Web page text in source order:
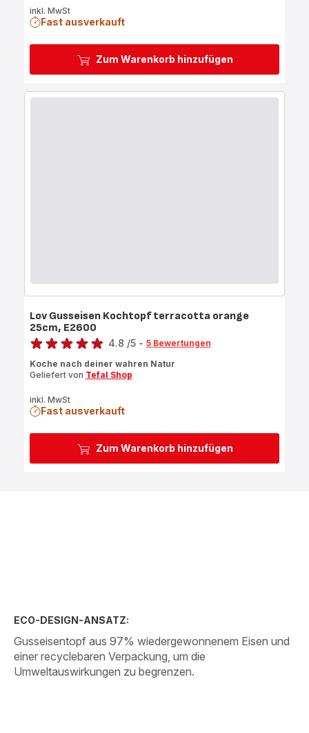
Zum Warenkorb hinzufügen
inkl. MwSt
Fast ausverkauft
Zum Warenkorb hinzufügen
Lov Gusseisen Kochtopf terracotta orange
25cm, E2600
Bewertung
4.8 /5 - 5 Bewertungen
Koche nach deiner wahren Natur
Geliefert von Tefal Shop
inkl. MwSt
Fast ausverkauft
ECO-DESIGN-ANSATZ:
Gusseisentopf aus 97% wiedergewonnenem Eisen und
einer recyclebaren Verpackung, um die
Umweltauswirkungen zu begrenzen.